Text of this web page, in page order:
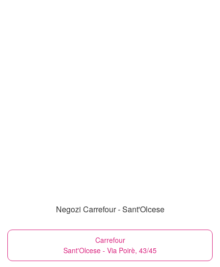
Negozi Carrefour - Sant'Olcese
Carrefour
Sant'Olcese - Via Poirè, 43/45